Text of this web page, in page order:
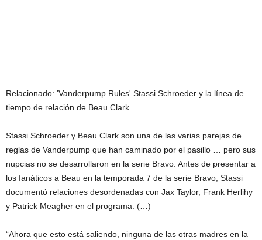
Relacionado: 'Vanderpump Rules' Stassi Schroeder y la línea de
tiempo de relación de Beau Clark
Stassi Schroeder y Beau Clark son una de las varias parejas de
reglas de Vanderpump que han caminado por el pasillo … pero sus
nupcias no se desarrollaron en la serie Bravo. Antes de presentar a
los fanáticos a Beau en la temporada 7 de la serie Bravo, Stassi
documentó relaciones desordenadas con Jax Taylor, Frank Herlihy
y Patrick Meagher en el programa. (…)
“Ahora que esto está saliendo, ninguna de las otras madres en la